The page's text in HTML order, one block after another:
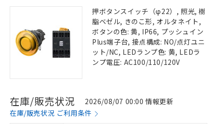
押ボタンスイッチ（φ22）, 照光, 樹
脂ベゼル, きのこ形, オルタネイト,
ボタンの色: 黄, IP66, プッシュイン
Plus端子台, 接点構成: NO/点灯ユニ
ット/NC, LEDランプ色: 黄, LEDラ
ンプ電圧: AC100/110/120V
在庫/販売状況
2026/08/07 00:00 情報更新
在庫/販売状況 ご利用条件